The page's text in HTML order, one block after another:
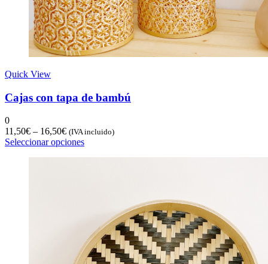
Quick View
Cajas con tapa de bambú
0
11,50€ – 16,50€ (IVA incluido)
Seleccionar opciones